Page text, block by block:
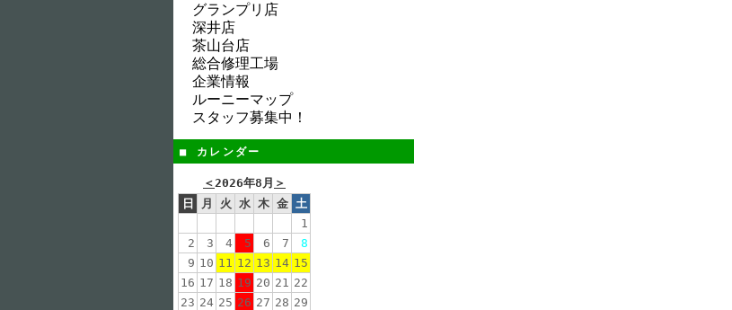
グランプリ店
深井店
茶山台店
総合修理工場
企業情報
ルーニーマップ
スタッフ募集中！
■ カレンダー
＜2026年8月 ＞
日
月 火 水 木 金 土
1
2
3 4 5 6 7
8
9 10 11 12 13 14 15
16 17 18 19 20 21 22
23 24 25 26 27 28 29